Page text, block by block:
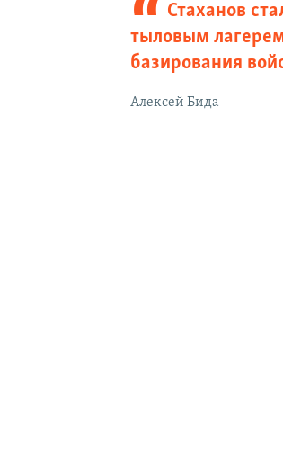
Стаханов
тыловым
базирования
Алексей Бида